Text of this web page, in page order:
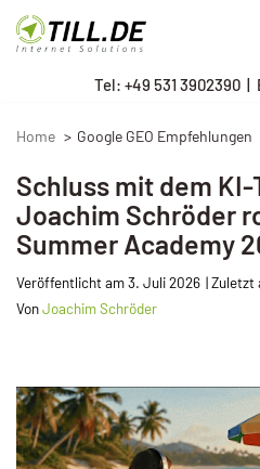
Zum
Tel: +49 531 3902390|
Home Google GEO Empfehlungen
Schluss mit dem KI-
Joachim Schröder
Summer Academy
Veröffentlicht am3. Juli 2026
VonJoachim Schröder